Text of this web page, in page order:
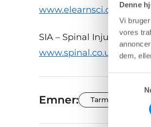
Denne
Vi
vores
dem,
Samtykkevalg
www.elearnsci.org
SIA – Spinal Injuries
www.spinal.co.uk
Emner: Tarm